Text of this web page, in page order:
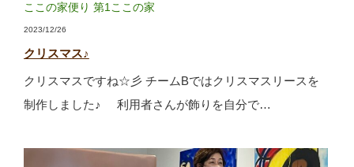
ここの家便り 第1ここの家
2023/12/26
クリスマス♪
クリスマスですね☆彡 チームBではクリスマスリースを
制作しました♪ 利用者さんが飾りを自分で…